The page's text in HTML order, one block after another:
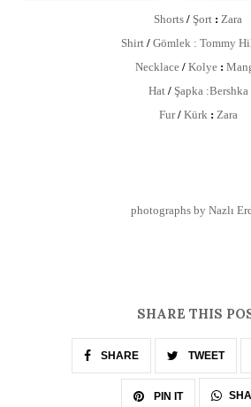
Shorts / Şort : Zara
Shirt / Gömlek : Tommy
Necklace / Kolye :
Hat/ Şapka :Bershka
Fur/ Kürk: Zara
photographs by Nazlı
SHARE THIS
SHARE TWEET
PIN IT